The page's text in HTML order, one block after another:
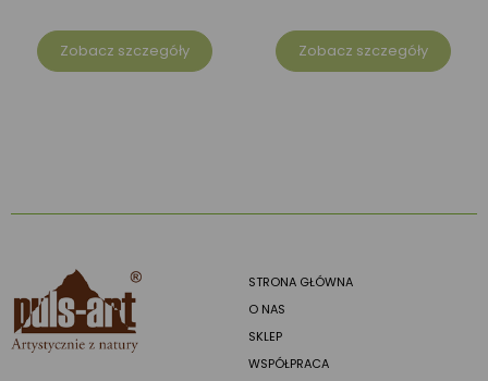
Zobacz szczegóły Zobacz szczegóły
STRONA GŁÓWNA
O NAS
SKLEP
WSPÓŁPRACA